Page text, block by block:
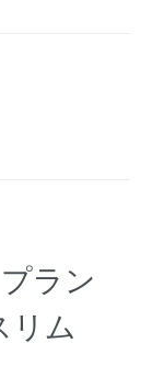
ラン
リム